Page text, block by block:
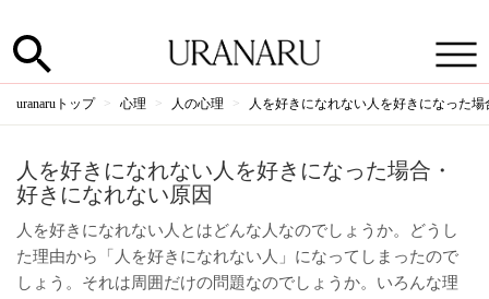
uranaruトップ 心理 人の心理 人を好きになれない人を好きになった
人を好きになれない人を好きになった場合・
好きになれない原因
人を好きになれない人とはどんな人なのでしょうか。どうし
た理由から「人を好きになれない人」になってしまったので
しょう。それは周囲だけの問題なのでしょうか。いろんな理